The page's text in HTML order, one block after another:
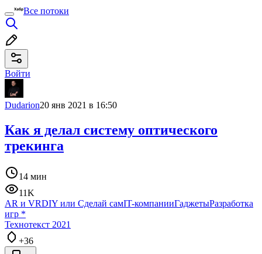
Все потоки
Войти
Dudarion20 янв 2021 в 16:50
Как я делал систему оптического
трекинга
14 мин
11K
AR и VRDIY или Сделай самIT-компанииГаджетыРазработка
игр *
Технотекст 2021
+36